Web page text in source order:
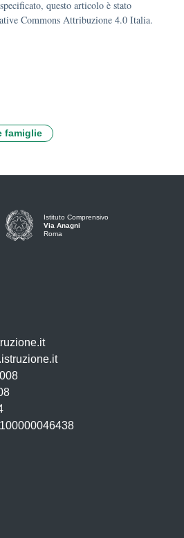
questo articolo è stato
Commons Attribuzione 4.0 Italia.
famiglie
Istituto Comprensivo
Via Anagni
Roma